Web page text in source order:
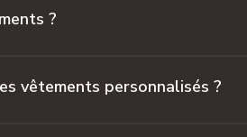
?
vêtements personnalisés ?